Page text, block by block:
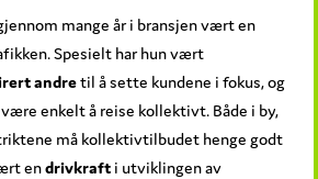
mange år i bransjen vært en
Spesielt har hun vært
andretil å sette kundene i fokus, og
enkelt å reise kollektivt. Både i by,
må kollektivtilbudet henge godt
endrivkraft i utviklingen av